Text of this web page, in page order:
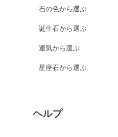
石の色から選ぶ
誕生石から選ぶ
運気から選ぶ
星座石から選ぶ
ヘルプ